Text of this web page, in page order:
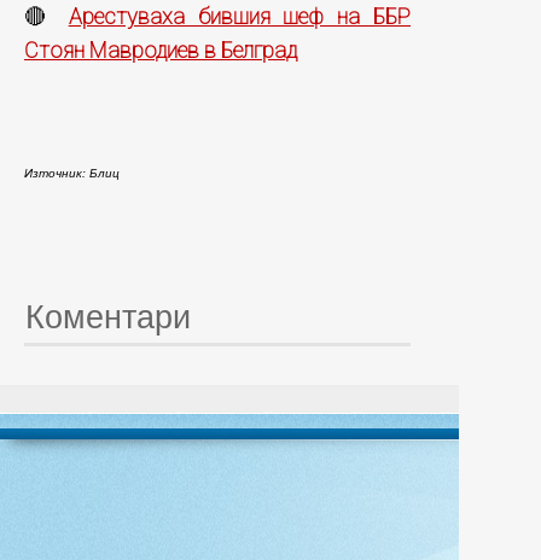
🔴 Арестуваха бившия шеф на ББР
Стоян Мавродиев в Белград
Източник: Блиц
Коментари